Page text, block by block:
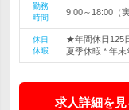
勤務
時間
9:00～18:00（
休日
休暇
★年間休日125
夏季休暇 * 年末
求人詳細を見